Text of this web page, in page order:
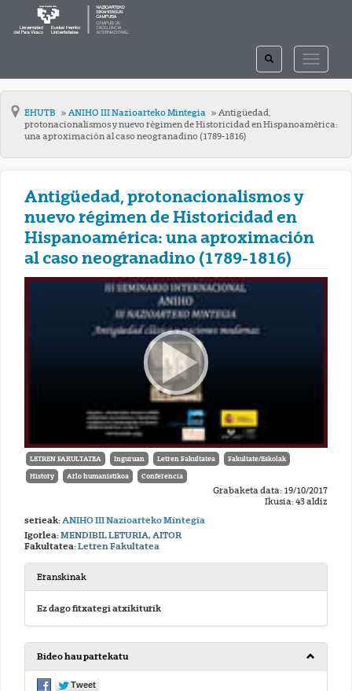
TOGGLE
TOGGLE
SEARCH
EHUTB ANIHO III Nazioarteko Mintegia
Antigüedad,
protonacionalismos y nuevo régimen de Historicidad en Hispanoamérica:
una aproximación al caso neogranadino (1789-1816)
Antigüedad, protonacionalismos y
nuevo régimen de Historicidad en
Hispanoamérica: una aproximación
al caso neogranadino (1789-1816)
LETREN FAKULTATEA Inguruan Letren Fakultatea Fakultate/Eskolak
History Arlo humanistikoa Conferencia
Grabaketa data: 19/10/2017
Ikusia: 43 aldiz
serieak:ANIHO III Nazioarteko Mintegia
Igorlea:MENDIBIL LETURIA, AITOR
Fakultatea:Letren Fakultatea
Eranskinak
Ez dago fitxategi atxikiturik
Bideo hau partekatu